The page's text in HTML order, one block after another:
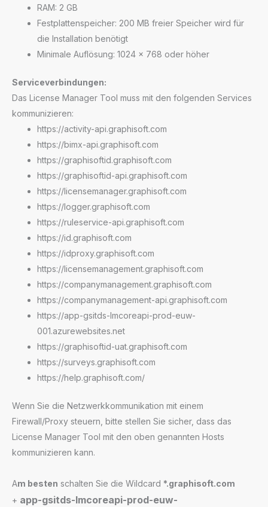
RAM: 2 GB
Festplattenspeicher: 200 MB freier Speicher wird für
die Installation benötigt
Minimale Auflösung: 1024 x 768 oder höher
Serviceverbindungen:
Das License Manager Tool muss mit den folgenden Services
kommunizieren:
https://activity-api.graphisoft.com
https://bimx-api.graphisoft.com
https://graphisoftid.graphisoft.com
https://graphisoftid-api.graphisoft.com
https://licensemanager.graphisoft.com
https://logger.graphisoft.com
https://ruleservice-api.graphisoft.com
https://id.graphisoft.com
https://idproxy.graphisoft.com
https://licensemanagement.graphisoft.com
https://companymanagement.graphisoft.com
https://companymanagement-api.graphisoft.com
https://app-gsitds-lmcoreapi-prod-euw-
001.azurewebsites.net
https://graphisoftid-uat.graphisoft.com
https://surveys.graphisoft.com
https://help.graphisoft.com/
Wenn Sie die Netzwerkkommunikation mit einem
Firewall/Proxy steuern, bitte stellen Sie sicher, dass das
License Manager Tool mit den oben genannten Hosts
kommunizieren kann.
Am besten schalten Sie die Wildcard *.graphisoft.com
+ app-gsitds-lmcoreapi-prod-euw-